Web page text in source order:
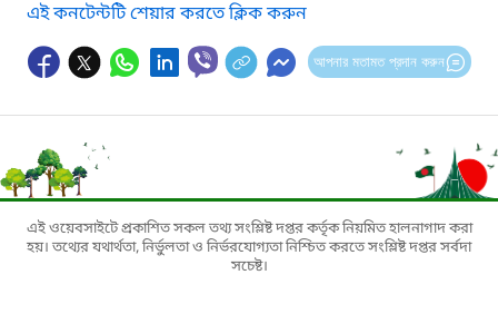
এই কনটেন্টটি শেয়ার করতে ক্লিক করুন
আপনার মতামত প্রদান করুন
এই ওয়েবসাইটে প্রকাশিত সকল তথ্য সংশ্লিষ্ট দপ্তর কর্তৃক নিয়মিত হালনাগাদ করা
হয়। তথ্যের যথার্থতা, নির্ভুলতা ও নির্ভরযোগ্যতা নিশ্চিত করতে সংশ্লিষ্ট দপ্তর সর্বদা
সচেষ্ট।